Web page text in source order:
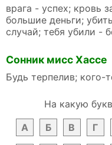
врага - успех; кровь
большие деньги;
случай; тебя убили -
Сонник мисс Хассе
Будь терпелив;
На какую
А
Б В Г